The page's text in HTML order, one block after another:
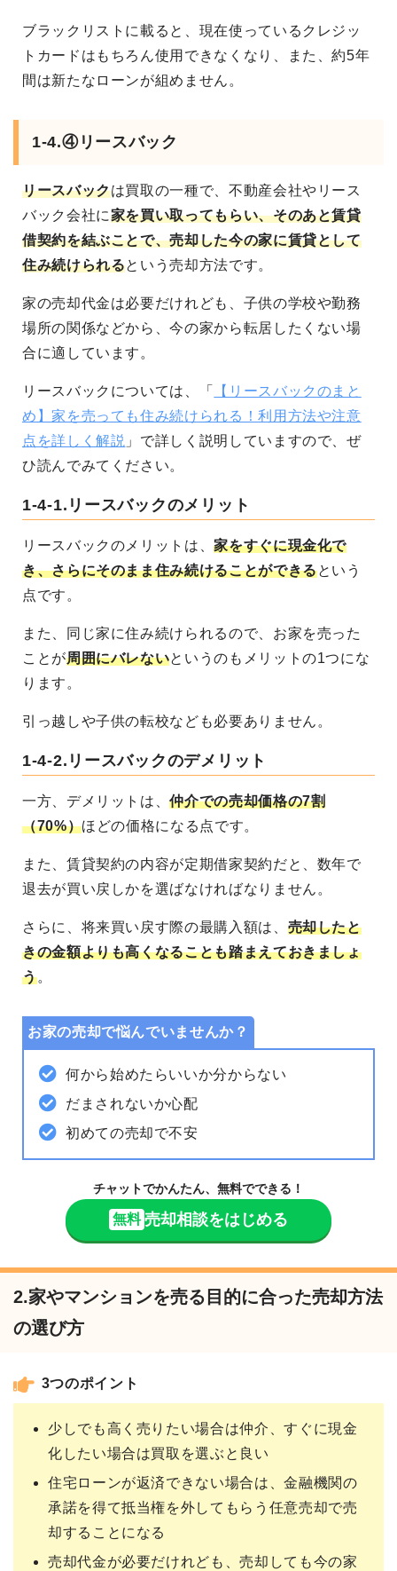
ブラックリストに載ると、現在使っているクレジッ
トカードはもちろん使用できなくなり、また、約5年
間は新たなローンが組めません。
1-4.④リースバック
リースバックは買取の一種で、不動産会社やリース
バック会社に家を買い取ってもらい、そのあと賃貸
借契約を結ぶことで、売却した今の家に賃貸として
住み続けられるという売却方法です。
家の売却代金は必要だけれども、子供の学校や勤務
場所の関係などから、今の家から転居したくない場
合に適しています。
リースバックについては、「
【リースバックのまと
め】家を売っても住み続けられる！利用方法や注意
点を詳しく解説 」で詳しく説明していますので、ぜ
ひ読んでみてください。
1-4-1. リースバックのメリット
リースバックのメリットは、家をすぐに現金化で
き、さらにそのまま住み続けることができるという
点です。
また、同じ家に住み続けられるので、お家を売った
ことが周囲にバレないというのもメリットの1つにな
ります。
引っ越しや子供の転校なども必要ありません。
1-4-2. リースバックのデメリット
一方、デメリットは、仲介での売却価格の7割
（70%）ほどの価格になる点です。
また、賃貸契約の内容が定期借家契約だと、数年で
退去が買い戻しかを選ばなければなりません。
さらに、将来買い戻す際の最購入額は、 売却したと
きの金額よりも高くなることも踏まえておきましょ
う。
お家の売却で悩んでいませんか？
何から始めたらいいか分からない
だまされないか心配
初めての売却で不安
チャットでかんたん、無料でできる！
無料 売却相談をはじめる
2.家やマンションを売る目的に合った売却方法
の選び方
3つのポイント
少しでも高く売りたい場合は仲介、すぐに現金
化したい場合は買取を選ぶと良い
住宅ローンが返済できない場合は、金融機関の
承諾を得て抵当権を外してもらう任意売却で売
却することになる
売却代金が必要だけれども、売却しても今の家